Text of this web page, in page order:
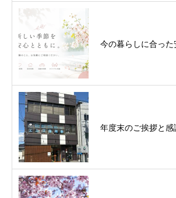
今の暮らしに合った
年度末のご挨拶と感